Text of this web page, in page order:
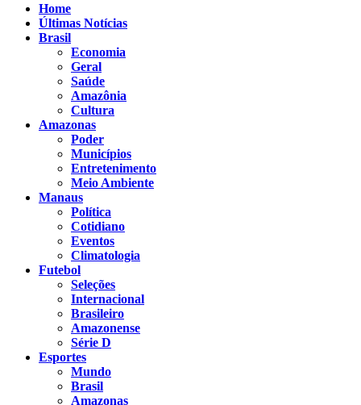
Home
Últimas Notícias
Brasil
Economia
Geral
Saúde
Amazônia
Cultura
Amazonas
Poder
Municípios
Entretenimento
Meio Ambiente
Manaus
Política
Cotidiano
Eventos
Climatologia
Futebol
Seleções
Internacional
Brasileiro
Amazonense
Série D
Esportes
Mundo
Brasil
Amazonas